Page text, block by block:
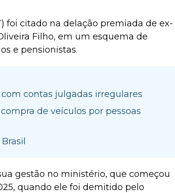
foi citado na delação premiada de ex-
Filho, em um esquema de
e pensionistas.
contas julgadas irregulares
de veículos por pessoas
gestão no ministério, que começou
quando ele foi demitido pelo